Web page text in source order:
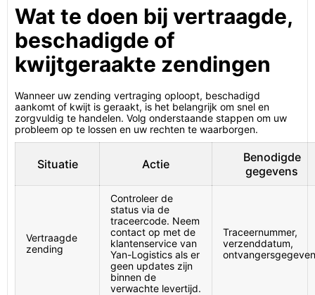
Wat te doen bij vertraagde,
beschadigde of
kwijtgeraakte zendingen
Wanneer uw zending vertraging oploopt, beschadigd
aankomt of kwijt is geraakt, is het belangrijk om snel en
zorgvuldig te handelen. Volg onderstaande stappen om uw
probleem op te lossen en uw rechten te waarborgen.
Situatie Actie
Benodigde
gegevens
Vertraagde
zending
Controleer de
status via de
traceercode. Neem
contact op met de
klantenservice van
Yan-Logistics als er
geen updates zijn
binnen de
verwachte levertijd.
Traceernummer,
verzenddatum,